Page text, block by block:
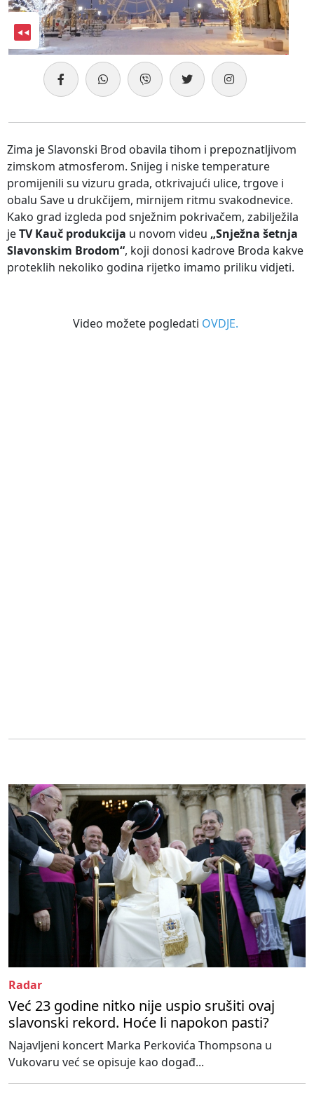
Zima je Slavonski Brod obavila tihom i prepoznatljivom
zimskom atmosferom. Snijeg i niske temperature
promijenili su vizuru grada, otkrivajući ulice, trgove i
obalu Save u drukčijem, mirnijem ritmu svakodnevice.
Kako grad izgleda pod snježnim pokrivačem, zabilježila
jeTV Kauč produkcija u novom videu „Snježna šetnja
Slavonskim Brodom“, koji donosi kadrove Broda kakve
proteklih nekoliko godina rijetko imamo priliku vidjeti.
Video možete pogledati OVDJE.
Radar
Već 23 godine nitko nije uspio srušiti ovaj
slavonski rekord. Hoće li napokon pasti?
Najavljeni koncert Marka Perkovića Thompsona u
Vukovaru već se opisuje kao događ...